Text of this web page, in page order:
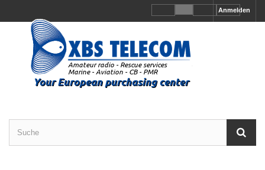
Anmelden